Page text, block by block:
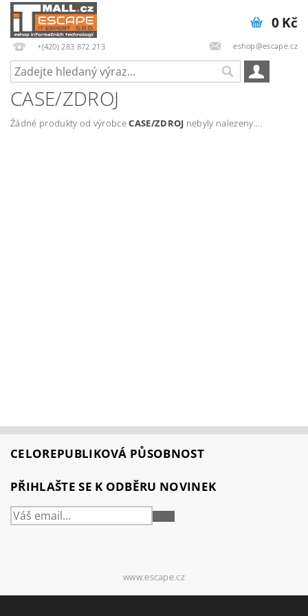
+(420) 283 872 213 eshop@escape.cz
0 Kč
CASE/ZDROJ
Žádné produkty od výrobceCASE/ZDROJ nebyly nalezeny....
CELOREPUBLIKOVÁ PŮSOBNOST
PŘIHLAŠTE SE K ODBĚRU NOVINEK
PŘIHLÁSIT
www.escape.cz